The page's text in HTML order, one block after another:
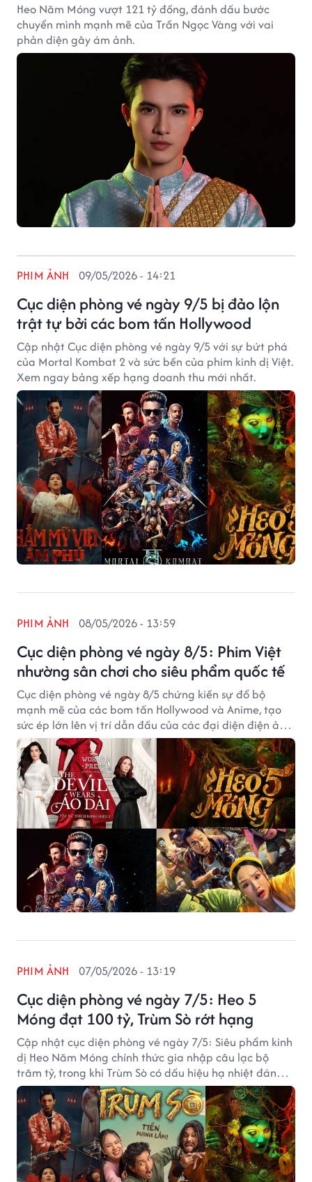
Heo Năm Móng vượt 121 tỷ đồng, đánh dấu bước
chuyển mình mạnh mẽ của Trần Ngọc Vàng với vai
phản diện gây ám ảnh.
Cục diện phòng vé ngày 9/5 bị đảo lộn
trật tự bởi các bom tấn Hollywood
PHIM ẢNH 09/05/2026 - 14:21
Cập nhật Cục diện phòng vé ngày 9/5 với sự bứt phá
của Mortal Kombat 2 và sức bền của phim kinh dị Việt.
Xem ngay bảng xếp hạng doanh thu mới nhất.
Cục diện phòng vé ngày 8/5: Phim Việt
nhường sân chơi cho siêu phẩm quốc tế
PHIM ẢNH 08/05/2026 - 13:59
Cục diện phòng vé ngày 8/5 chứng kiến sự đổ bộ
mạnh mẽ của các bom tấn Hollywood và Anime, tạo
sức ép lớn lên vị trí dẫn đầu của các đại diện điện ảnh
Việt.
Cục diện phòng vé ngày 7/5: Heo 5
Móng đạt 100 tỷ, Trùm Sò rớt hạng
PHIM ẢNH 07/05/2026 - 13:19
Cập nhật cục diện phòng vé ngày 7/5: Siêu phẩm kinh
dị Heo Năm Móng chính thức gia nhập câu lạc bộ
trăm tỷ, trong khi Trùm Sò có dấu hiệu hạ nhiệt đáng
kể.